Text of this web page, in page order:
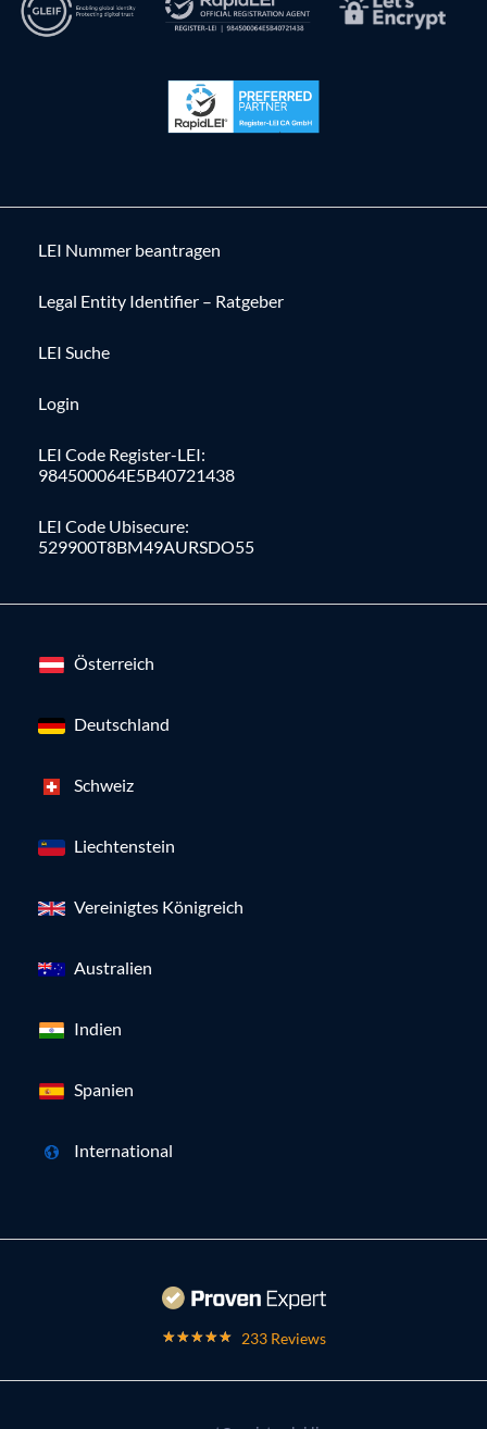
LEI Nummer beantragen
Legal Entity Identifier – Ratgeber
LEI Suche
Login
LEI Code Register-LEI:
984500064E5B40721438
LEI Code Ubisecure:
529900T8BM49AURSDO55
Österreich
Deutschland
Schweiz
Liechtenstein
Vereinigtes Königreich
Australien
Indien
Spanien
International
233 Reviews